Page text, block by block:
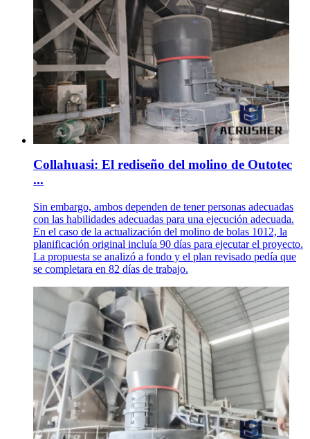
Collahuasi: El rediseño del molino de Outotec
...
Sin embargo, ambos dependen de tener personas adecuadas
con las habilidades adecuadas para una ejecución adecuada.
En el caso de la actualización del molino de bolas 1012, la
planificación original incluía 90 días para ejecutar el proyecto.
La propuesta se analizó a fondo y el plan revisado pedía que
se completara en 82 días de trabajo.